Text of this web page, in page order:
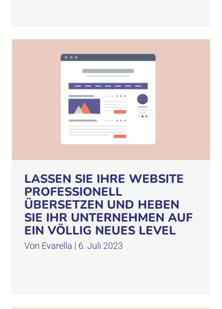
LASSEN SIE IHRE WEBSITE
PROFESSIONELL
ÜBERSETZEN UND HEBEN
SIE IHR UNTERNEHMEN AUF
EIN VÖLLIG NEUES LEVEL
Von Evarella | 6. Juli 2023